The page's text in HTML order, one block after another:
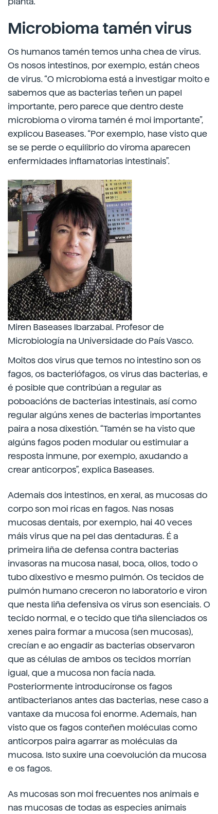
Microbioma tamén virus
Os humanos tamén temos unha chea de virus.
Os nosos intestinos, por exemplo, están cheos
de virus. “O microbioma está a investigar moito e
sabemos que as bacterias teñen un papel
importante, pero parece que dentro deste
microbioma o viroma tamén é moi importante”,
explicou Baseases. “Por exemplo, hase visto que
se se perde o equilibrio do viroma aparecen
enfermidades inflamatorias intestinais”.
Miren Baseases Ibarzabal. Profesor de
Microbiología na Universidade do País Vasco.
Moitos dos virus que temos no intestino son os
fagos, os bacteriófagos, os virus das bacterias, e
é posible que contribúan a regular as
poboacións de bacterias intestinais, así como
regular algúns xenes de bacterias importantes
paira a nosa dixestión. “Tamén se ha visto que
algúns fagos poden modular ou estimular a
resposta inmune, por exemplo, axudando a
crear anticorpos”, explica Baseases.
Ademais dos intestinos, en xeral, as mucosas do
corpo son moi ricas en fagos. Nas nosas
mucosas dentais, por exemplo, hai 40 veces
máis virus que na pel das dentaduras. É a
primeira liña de defensa contra bacterias
invasoras na mucosa nasal, boca, ollos, todo o
tubo dixestivo e mesmo pulmón. Os tecidos de
pulmón humano creceron no laboratorio e viron
que nesta liña defensiva os virus son esenciais. O
tecido normal, e o tecido que tiña silenciados os
xenes paira formar a mucosa (sen mucosas),
crecían e ao engadir as bacterias observaron
que as células de ambos os tecidos morrían
igual, que a mucosa non facía nada.
Posteriormente introducíronse os fagos
antibacterianos antes das bacterias, nese caso a
vantaxe da mucosa foi enorme. Ademais, han
visto que os fagos conteñen moléculas como
anticorpos paira agarrar as moléculas da
mucosa. Isto suxire una coevolución da mucosa
e os fagos.
As mucosas son moi frecuentes nos animais e
nas mucosas de todas as especies animais